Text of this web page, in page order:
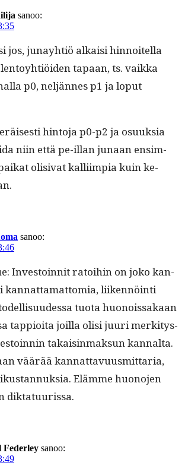
sanoo:
jos, junay­htiö alka­isi hin­noitel­la
tapaan, ts. vaik­ka
p0, neljännes p1 ja lop­ut
hin­to­ja p0-p2 ja osuuk­sia
niin että pe-illan junaan ensim­
oli­si­vat kalli­impia kuin ke-
sanoo:
Investoin­nit ratoi­hin on joko kan­
kan­nat­ta­mat­to­mia, liiken­nöin­ti
tuo­ta huonois­sakaan
tap­pi­oi­ta joil­la olisi juuri merk­i­tys­
takaisin­mak­sun kannal­ta.
väärää kan­nat­tavu­us­mit­taria,
Elämme huono­jen
diktatuurissa.
Federley sanoo: